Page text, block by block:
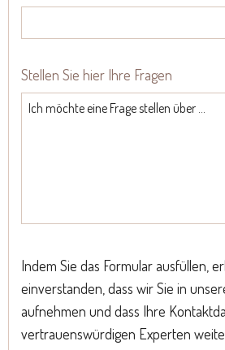
Stellen Sie hier Ihre Fragen
Indem Sie das Formular ausfüllen,
einverstanden, dass wir Sie in
aufnehmen und dass Ihre
vertrauenswürdigen Experten